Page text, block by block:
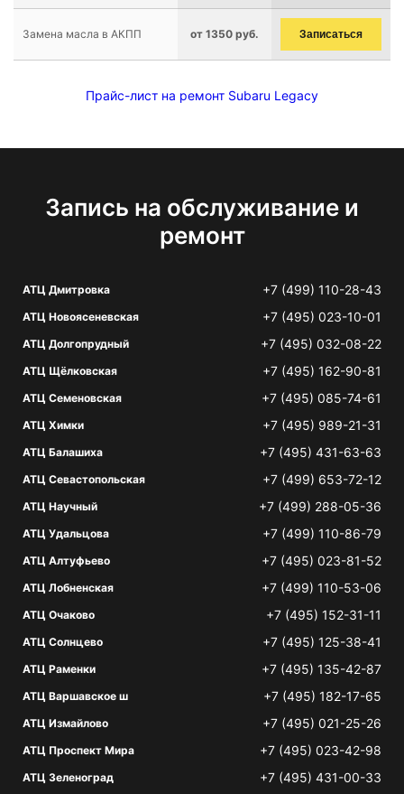
Замена масла в АКПП от 1350 руб. Записаться
Прайс-лист на ремонт Subaru Legacy
Запись на обслуживание и
ремонт
АТЦ Дмитровка +7 (499) 110-28-43
АТЦ Новоясеневская +7 (495) 023-10-01
АТЦ Долгопрудный +7 (495) 032-08-22
АТЦ Щёлковская +7 (495) 162-90-81
АТЦ Семеновская +7 (495) 085-74-61
АТЦ Химки +7 (495) 989-21-31
АТЦ Балашиха +7 (495) 431-63-63
АТЦ Севастопольская +7 (499) 653-72-12
АТЦ Научный +7 (499) 288-05-36
АТЦ Удальцова +7 (499) 110-86-79
АТЦ Алтуфьево +7 (495) 023-81-52
АТЦ Лобненская +7 (499) 110-53-06
АТЦ Очаково +7 (495) 152-31-11
АТЦ Солнцево +7 (495) 125-38-41
АТЦ Раменки +7 (495) 135-42-87
АТЦ Варшавское ш +7 (495) 182-17-65
АТЦ Измайлово +7 (495) 021-25-26
АТЦ Проспект Мира +7 (495) 023-42-98
АТЦ Зеленоград +7 (495) 431-00-33